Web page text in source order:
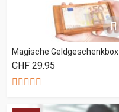
Magische Geldgeschenkbox
CHF 29.95